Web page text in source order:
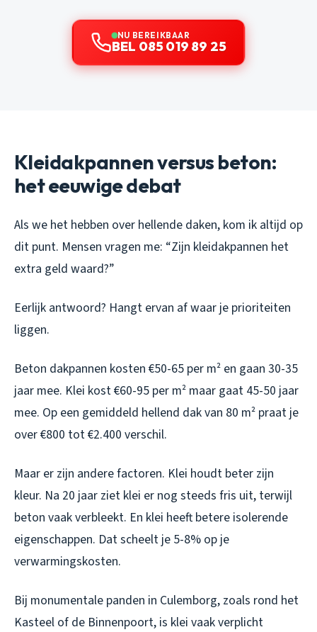
NU BEREIKBAAR
BEL 085 019 89 25
Kleidakpannen versus beton:
het eeuwige debat
Als we het hebben over hellende daken, kom ik altijd op
dit punt. Mensen vragen me: “Zijn kleidakpannen het
extra geld waard?”
Eerlijk antwoord? Hangt ervan af waar je prioriteiten
liggen.
Beton dakpannen kosten €50-65 per m² en gaan 30-35
jaar mee. Klei kost €60-95 per m² maar gaat 45-50 jaar
mee. Op een gemiddeld hellend dak van 80 m² praat je
over €800 tot €2.400 verschil.
Maar er zijn andere factoren. Klei houdt beter zijn
kleur. Na 20 jaar ziet klei er nog steeds fris uit, terwijl
beton vaak verbleekt. En klei heeft betere isolerende
eigenschappen. Dat scheelt je 5-8% op je
verwarmingskosten.
Bij monumentale panden in Culemborg, zoals rond het
Kasteel of de Binnenpoort, is klei vaak verplicht